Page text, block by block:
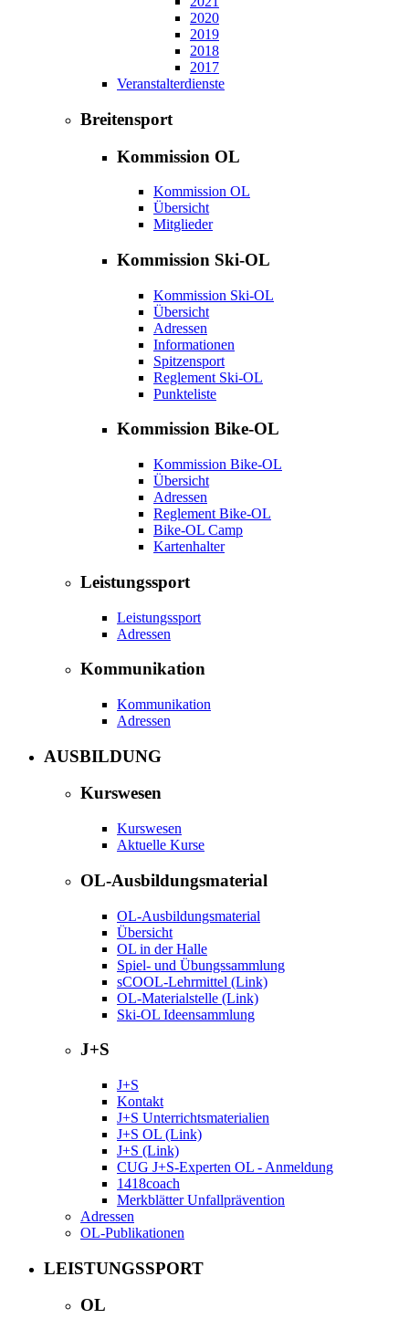
2020
2019
2018
2017
Veranstalterdienste
Breitensport
Kommission OL
Kommission OL
Übersicht
Mitglieder
Kommission Ski-OL
Kommission Ski-OL
Übersicht
Adressen
Informationen
Spitzensport
Reglement Ski-OL
Punkteliste
Kommission Bike-OL
Kommission Bike-OL
Übersicht
Adressen
Reglement Bike-OL
Bike-OL Camp
Kartenhalter
Leistungssport
Leistungssport
Adressen
Kommunikation
Kommunikation
Adressen
AUSBILDUNG
Kurswesen
Kurswesen
Aktuelle Kurse
OL-Ausbildungsmaterial
OL-Ausbildungsmaterial
Übersicht
OL in der Halle
Spiel- und Übungssammlung
sCOOL-Lehrmittel (Link)
OL-Materialstelle (Link)
Ski-OL Ideensammlung
J+S
J+S
Kontakt
J+S Unterrichtsmaterialien
J+S OL (Link)
J+S (Link)
CUG J+S-Experten OL - Anmeldung
1418coach
Merkblätter Unfallprävention
Adressen
OL-Publikationen
LEISTUNGSSPORT
OL